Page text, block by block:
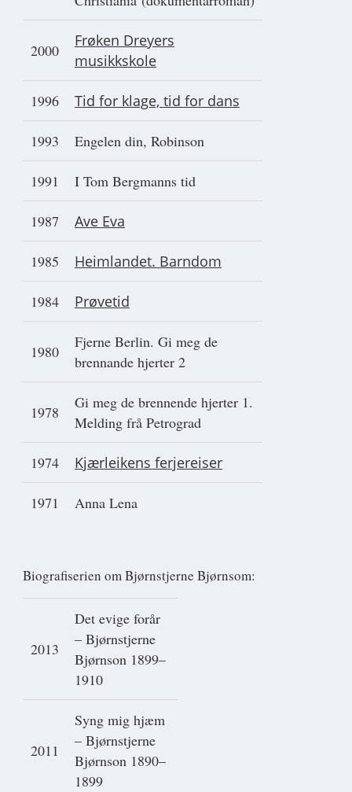
2000
Frøken Dreyers
musikkskole
1996 Tid for klage, tid for dans
1993 Engelen din, Robinson
1991 I Tom Bergmanns tid
1987 Ave Eva
1985 Heimlandet. Barndom
1984 Prøvetid
1980
Fjerne Berlin. Gi meg de
brennande hjerter 2
1978
Gi meg de brennende hjerter 1.
Melding frå Petrograd
1974 Kjærleikens ferjereiser
1971 Anna Lena
Biografiserien om Bjørnstjerne Bjørnsom:
2013
Det evige forår
– Bjørnstjerne
Bjørnson 1899–
1910
2011
Syng mig hjæm
– Bjørnstjerne
Bjørnson 1890–
1899